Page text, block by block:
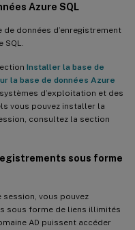
Azure SQL
données d’enregistrement
Installer la base de
la base de données Azure
d’exploitation et des
vous pouvez installer la
consultez la section
sous forme
session, vous pouvez
sous forme de liens illimités
AD puissent accéder